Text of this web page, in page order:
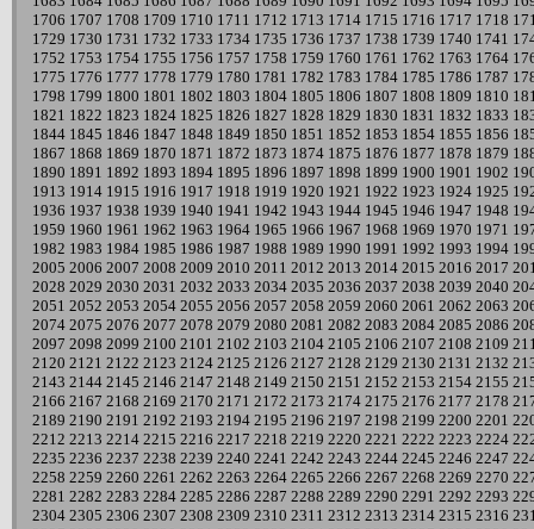
1706 1707 1708 1709 1710 1711 1712 1713 1714 1715 1716 1717 1718
1729 1730 1731 1732 1733 1734 1735 1736 1737 1738 1739 1740 1741
1752 1753 1754 1755 1756 1757 1758 1759 1760 1761 1762 1763 1764
1775 1776 1777 1778 1779 1780 1781 1782 1783 1784 1785 1786 1787
1798 1799 1800 1801 1802 1803 1804 1805 1806 1807 1808 1809 1810
1821 1822 1823 1824 1825 1826 1827 1828 1829 1830 1831 1832 1833
1844 1845 1846 1847 1848 1849 1850 1851 1852 1853 1854 1855 1856
1867 1868 1869 1870 1871 1872 1873 1874 1875 1876 1877 1878 1879
1890 1891 1892 1893 1894 1895 1896 1897 1898 1899 1900 1901 1902
1913 1914 1915 1916 1917 1918 1919 1920 1921 1922 1923 1924 1925
1936 1937 1938 1939 1940 1941 1942 1943 1944 1945 1946 1947 1948
1959 1960 1961 1962 1963 1964 1965 1966 1967 1968 1969 1970 1971
1982 1983 1984 1985 1986 1987 1988 1989 1990 1991 1992 1993 1994
2005 2006 2007 2008 2009 2010 2011 2012 2013 2014 2015 2016 2017
2028 2029 2030 2031 2032 2033 2034 2035 2036 2037 2038 2039 2040
2051 2052 2053 2054 2055 2056 2057 2058 2059 2060 2061 2062 2063
2074 2075 2076 2077 2078 2079 2080 2081 2082 2083 2084 2085 2086
2097 2098 2099 2100 2101 2102 2103 2104 2105 2106 2107 2108 2109
2120 2121 2122 2123 2124 2125 2126 2127 2128 2129 2130 2131 2132
2143 2144 2145 2146 2147 2148 2149 2150 2151 2152 2153 2154 2155
2166 2167 2168 2169 2170 2171 2172 2173 2174 2175 2176 2177 2178
2189 2190 2191 2192 2193 2194 2195 2196 2197 2198 2199 2200 2201
2212 2213 2214 2215 2216 2217 2218 2219 2220 2221 2222 2223 2224
2235 2236 2237 2238 2239 2240 2241 2242 2243 2244 2245 2246 2247
2258 2259 2260 2261 2262 2263 2264 2265 2266 2267 2268 2269 2270
2281 2282 2283 2284 2285 2286 2287 2288 2289 2290 2291 2292 2293
2304 2305 2306 2307 2308 2309 2310 2311 2312 2313 2314 2315 2316